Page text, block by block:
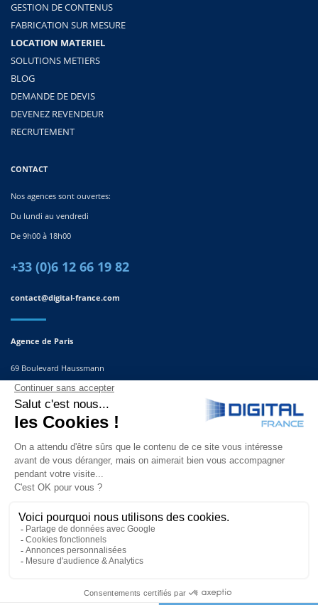
GESTION DE CONTENUS
FABRICATION SUR MESURE
LOCATION MATERIEL
SOLUTIONS METIERS
BLOG
DEMANDE DE DEVIS
DEVENEZ REVENDEUR
RECRUTEMENT
CONTACT
Nos agences sont ouvertes:
Du lundi au vendredi
De 9h00 à 18h00
+33 (0)6 12 66 19 82
contact@digital-france.com
Agence de Paris
69 Boulevard Haussmann
75008, Paris
France
Agence du Sud-Est
291 Rue Albert Caquot
06560 Valbonne
Tous droits réservés.